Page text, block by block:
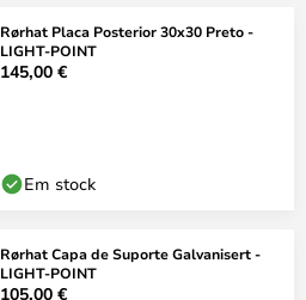
Rørhat Placa Posterior 30x30 Preto -
LIGHT-POINT
145,00 €
Em stock
Rørhat Capa de Suporte Galvanisert -
LIGHT-POINT
105,00 €